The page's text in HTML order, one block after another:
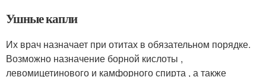
Ушные капли
Их врач назначает при отитах в обязательном порядке.
Возможно назначение борной кислоты ,
левомицетинового и камфорного спирта , а также